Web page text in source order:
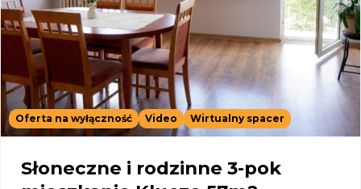
Oferta na wyłączność Video Wirtualny spacer
Słoneczne i rodzinne 3-pok